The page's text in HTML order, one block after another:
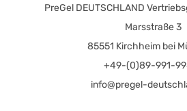
PreGel DEUTSCHLAND
Marsstraße 3
85551 Kirchheim bei
+49-(0)89-991-
info@pregel-